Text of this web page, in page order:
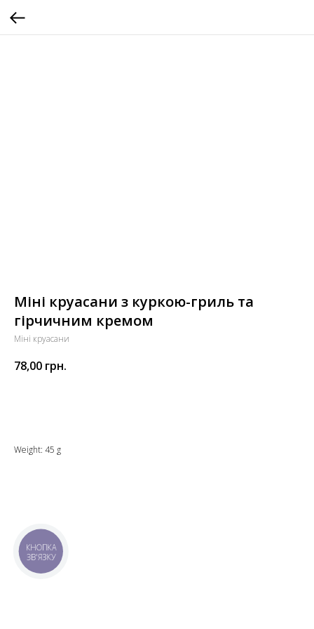
Міні круасани з куркою-гриль та
гірчичним кремом
Міні круасани
78,00 грн.
Weight: 45 g
КНОПКА
ЗВ'ЯЗКУ